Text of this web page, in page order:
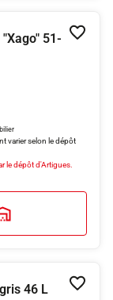
51-
varier selon le dépôt
le dépôt d'Artigues.
46 L